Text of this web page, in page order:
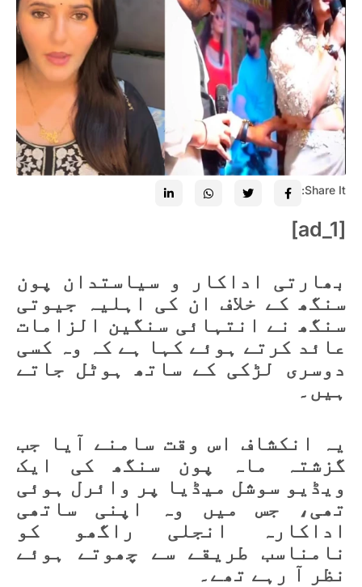
Share It:
[ad_1]
بھارتی اداکار و سیاستدان پون
سنگھ کے خلاف ان کی اہلیہ جیوتی
سنگھ نے انتہائی سنگین الزامات
عائد کرتے ہوئے کہا ہے کہ وہ کسی
دوسری لڑکی کے ساتھ ہوٹل جاتے
ہیں۔
یہ انکشاف اس وقت سامنے آیا جب
گزشتہ ماہ پون سنگھ کی ایک
ویڈیو سوشل میڈیا پر وائرل ہوئی
تھی، جس میں وہ اپنی ساتھی
اداکارہ انجلی راگھو کو
نامناسب طریقے سے چھوتے ہوئے
نظر آ رہے تھے۔